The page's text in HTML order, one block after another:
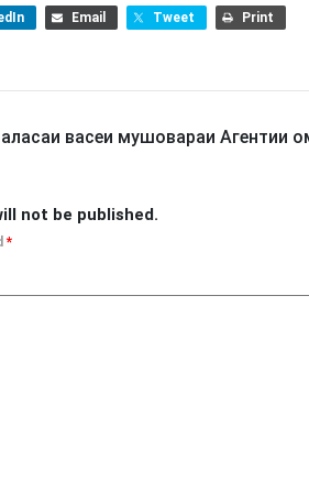
Email Tweet Print
васеи мушовараи Агентии
not be published.
*